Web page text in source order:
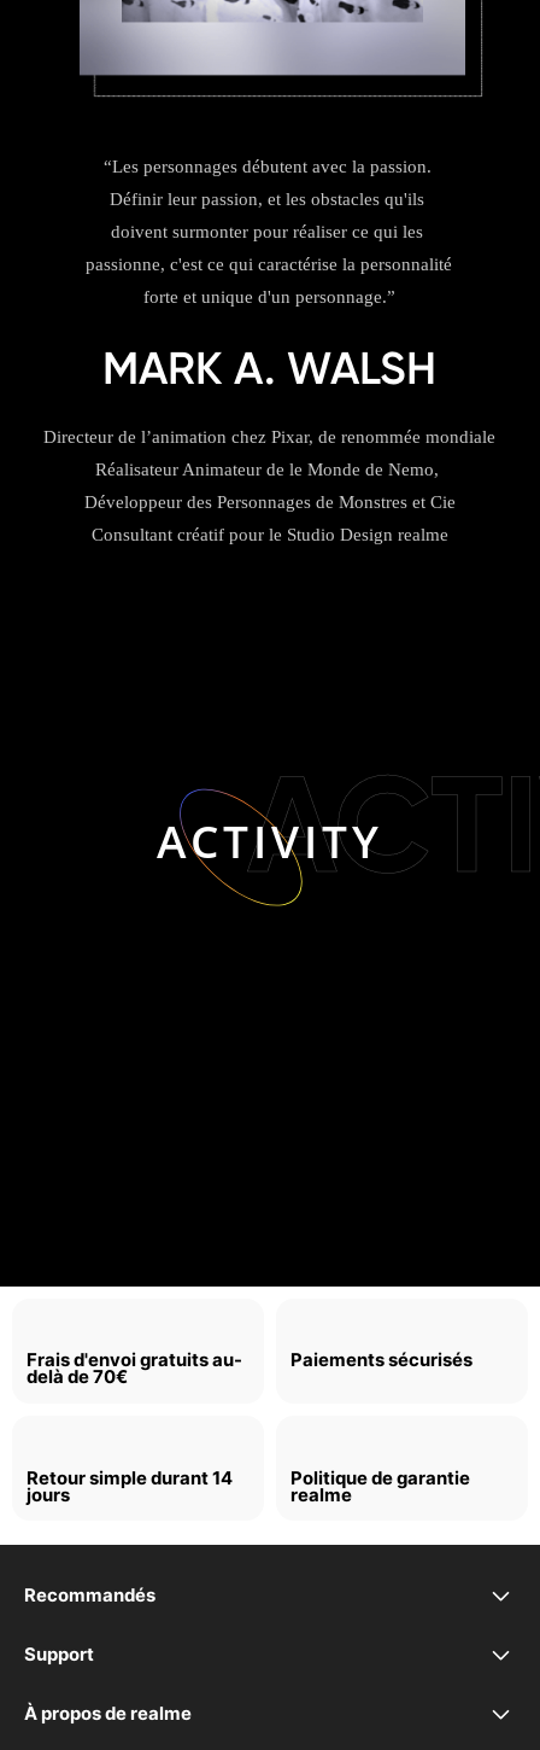
“Les personnages débutent avec la passion.
Définir leur passion, et les obstacles qu'ils
doivent surmonter pour réaliser ce qui les
passionne, c'est ce qui caractérise la personnalité
forte et unique d'un personnage.”
MARK A. WALSH
Directeur de l’animation chez Pixar, de renommée mondiale
Réalisateur Animateur de le Monde de Nemo,
Développeur des Personnages de Monstres et Cie
Consultant créatif pour le Studio Design realme
ACTIVITY
Frais d'envoi gratuits au-
delà de 70€
Paiements sécurisés
Retour simple durant 14
jours
Politique de garantie
realme
Recommandés
realme 16 5G
realme 16 Pro+ 5G
Support
FAQ
À propos de realme